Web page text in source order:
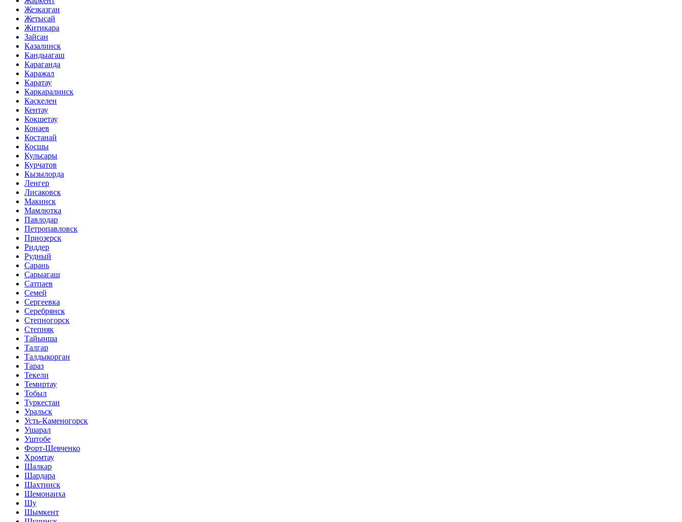
Жезказган
Жетысай
Житикара
Зайсан
Казалинск
Кандыагаш
Караганда
Каражал
Каратау
Каркаралинск
Каскелен
Кентау
Кокшетау
Конаев
Костанай
Косшы
Кульсары
Курчатов
Кызылорда
Ленгер
Лисаковск
Макинск
Мамлютка
Павлодар
Петропавловск
Приозерск
Риддер
Рудный
Сарань
Сарыагаш
Сатпаев
Семей
Сергеевка
Серебрянск
Степногорск
Степняк
Тайынша
Талгар
Талдыкорган
Тараз
Текели
Темиртау
Тобыл
Туркестан
Уральск
Усть-Каменогорск
Ушарал
Уштобе
Форт-Шевченко
Хромтау
Шалкар
Шардара
Шахтинск
Шемонаиха
Шу
Шымкент